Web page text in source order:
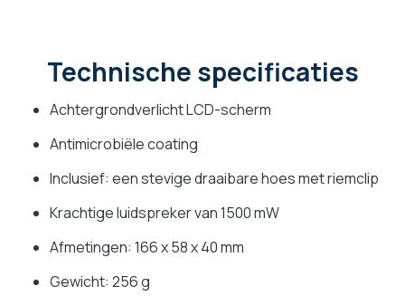
Technische specificaties
Achtergrondverlicht LCD-scherm
Antimicrobiële coating
Inclusief: een stevige draaibare hoes met riemclip
Krachtige luidspreker van 1500 mW
Afmetingen: 166 x 58 x 40 mm
Gewicht: 256 g